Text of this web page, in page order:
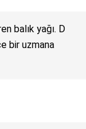
balık yağı. D
bir uzmana